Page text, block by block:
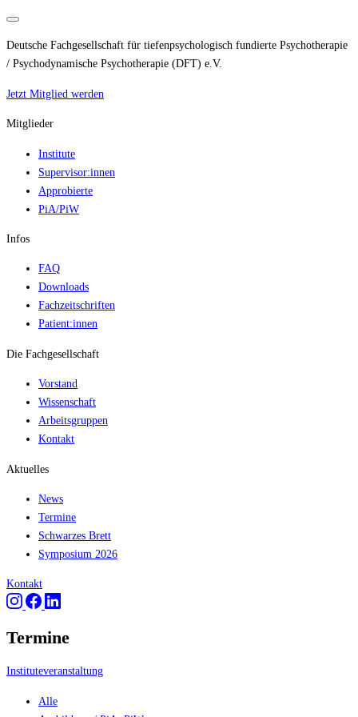
Deutsche Fachgesellschaft für tiefenpsychologisch fundierte Psychotherapie
/ Psychodynamische Psychotherapie (DFT) e.V.
Jetzt Mitglied werden
Mitglieder
Institute
Supervisor:innen
Approbierte
PiA/PiW
Infos
FAQ
Downloads
Fachzeitschriften
Patient:innen
Die Fachgesellschaft
Vorstand
Wissenschaft
Arbeitsgruppen
Kontakt
Aktuelles
News
Termine
Schwarzes Brett
Symposium 2026
Kontakt
Termine
Instituteveranstaltung
Alle